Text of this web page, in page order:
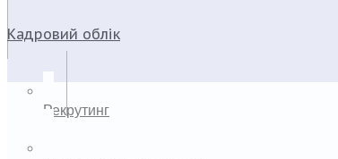
Кадровий облік
Рекрутинг